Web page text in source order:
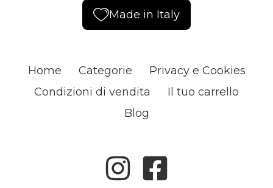
Made in Italy
Home Categorie
Privacy e Cookies
Condizioni di vendita
Il tuo carrello
Blog